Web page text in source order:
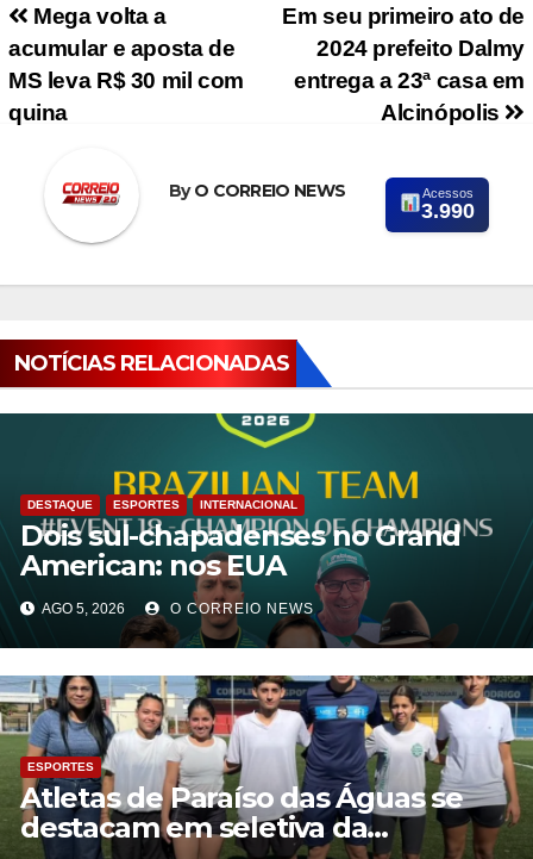
Navegação de PostEm seu primeiro ato de
2024 prefeito Dalmy
entrega a 23ª casa em
Alcinópolis
Mega volta a
acumular e aposta de
MS leva R$ 30 mil com
quina
ByO CORREIO NEWS Acessos
3.990
NOTÍCIAS RELACIONADAS
DESTAQUE ESPORTES INTERNACIONAL
Dois sul-chapadenses no Grand
American: nos EUA
AGO 5, 2026 O CORREIO NEWS
ESPORTES
Atletas de Paraíso das Águas se
destacam em seletiva da